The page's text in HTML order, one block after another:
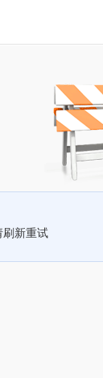
刷新重试